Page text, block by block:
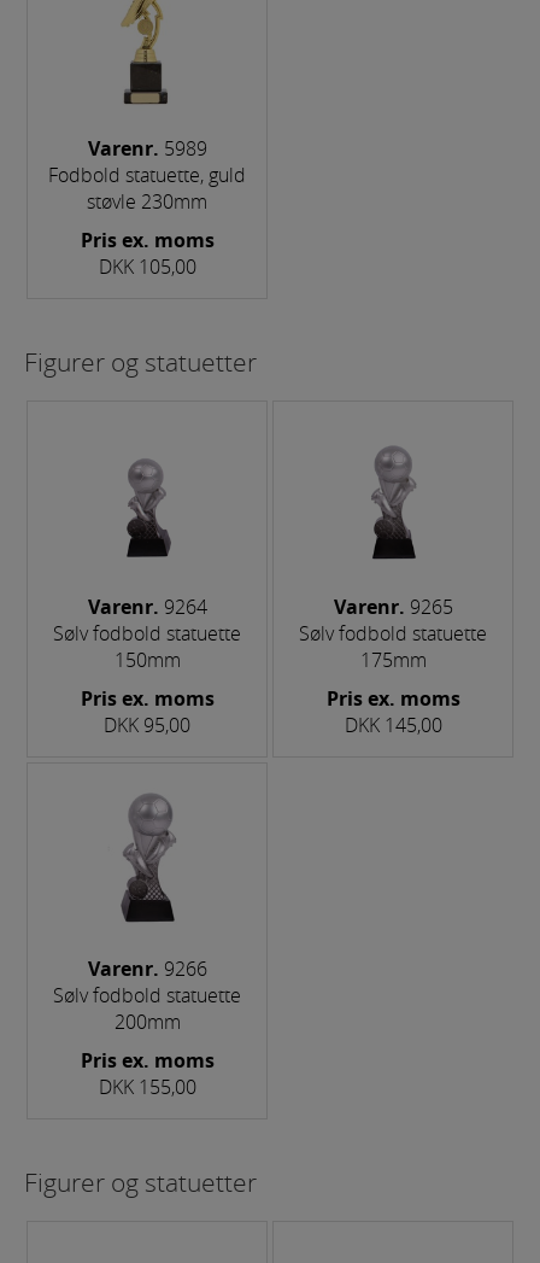
Varenr. 5989
Fodbold statuette, guld
støvle 230mm
Pris ex. moms
DKK 105,00
Figurer og statuetter
Varenr. 9264
Sølv fodbold statuette
150mm
Pris ex. moms
DKK 95,00
Varenr. 9265
Sølv fodbold statuette
175mm
Pris ex. moms
DKK 145,00
Varenr. 9266
Sølv fodbold statuette
200mm
Pris ex. moms
DKK 155,00
Figurer og statuetter
Markedsføring
Markedsførings-cookies (tracking-cookies)
indsamler brugerens digitale fodspor på tværs af
interesserer sig for/søger på for at kunne vise
personrettede annoncer, når denne færdes på
internettet.